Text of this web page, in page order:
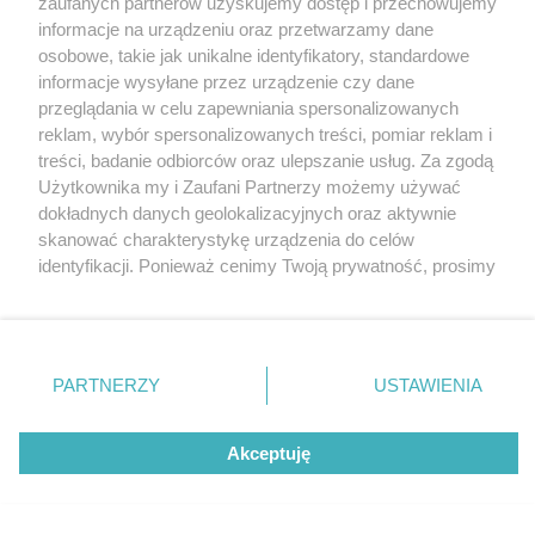
Tarnowskie Góry
Ruda Śląska
Świętochłowice
Tychy
Bytom
Katowice
Gliwice
Zabrze
Zagłębie
Redakcja
Newsletter
Reklama
informacje na urządzeniu oraz przetwarzamy dane
osobowe, takie jak unikalne identyfikatory, standardowe
informacje wysyłane przez urządzenie czy dane
przeglądania w celu zapewniania spersonalizowanych
reklam, wybór spersonalizowanych treści, pomiar reklam i
treści, badanie odbiorców oraz ulepszanie usług. Za zgodą
Użytkownika my i Zaufani Partnerzy możemy używać
dokładnych danych geolokalizacyjnych oraz aktywnie
skanować charakterystykę urządzenia do celów
identyfikacji. Ponieważ cenimy Twoją prywatność, prosimy
prywatności znajdujący się w lewym dolnym rogu strony
. Niektóre rodzaje przetwarzania danych nie wymagają
zgody użytkownika, ale masz prawo sprzeciwić się
takiemu przetwarzaniu. Preferencje będą miały
zastosowania tylko na tej witrynie.
PARTNERZY USTAWIENIA
Akceptuję